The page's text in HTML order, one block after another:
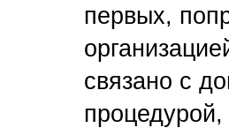
первых,
связано с